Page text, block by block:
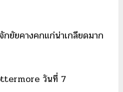
กยัยคางคกแก่น่าเกลียดมาก
วันที่ 7